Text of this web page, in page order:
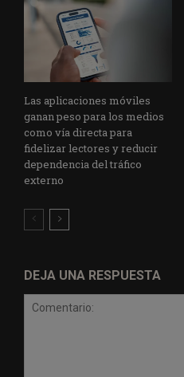
Las aplicaciones móviles
ganan peso para los medios
como vía directa para
fidelizar lectores y reducir
dependencia del tráfico
externo
DEJA UNA RESPUESTA